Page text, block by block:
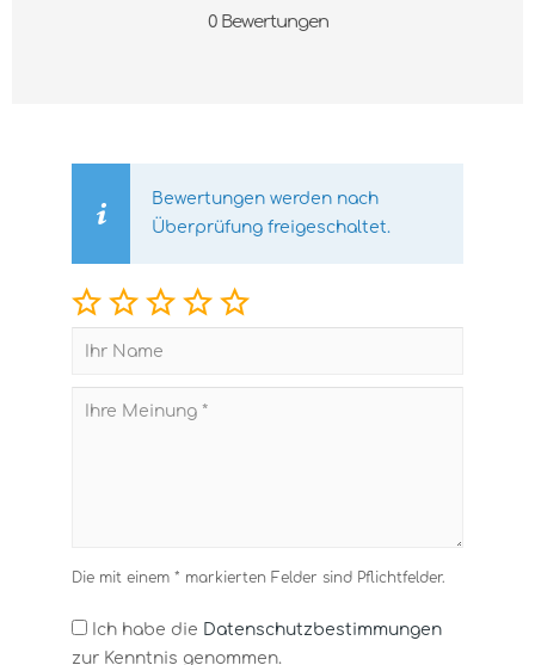
0 Bewertungen
Bewertungen werden nach
Überprüfung freigeschaltet.
Die mit einem * markierten Felder sind Pflichtfelder.
Ich habe die Datenschutzbestimmungen
zur Kenntnis genommen.